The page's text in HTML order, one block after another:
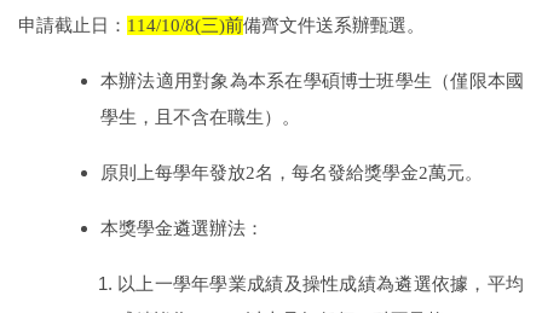
教職人員
下載專區
高中生專區網頁
申請截止日： 114/10/8(三)前備齊文件送系辦甄選。
本辦法適用對象為本系在學碩博士班學生（僅限本國
學生，且不含在職生）。
原則上每學年發放2名，每名發給獎學金2萬元。
本獎學金遴選辦法：
以上一學年學業成績及操性成績為遴選依據，平均